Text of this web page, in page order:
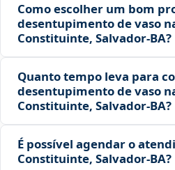
Como escolher um bom
desentupimento de vaso
Constituinte, Salvador‑BA?
Quanto tempo leva para
desentupimento de vaso
Constituinte, Salvador‑BA?
É possível agendar o
Constituinte, Salvador‑BA?